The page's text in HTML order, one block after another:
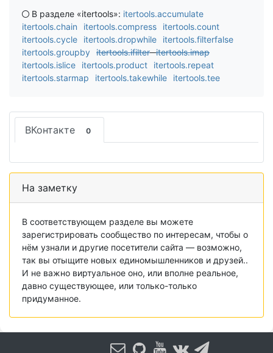
В разделе «itertools»: itertools.accumulate
itertools.chain
itertools.compress
itertools.count
itertools.cycle
itertools.dropwhile
itertools.filterfalse
itertools.groupby itertools.ifilter itertools.imap
itertools.islice
itertools.product
itertools.repeat
itertools.starmap
itertools.takewhile itertools.tee
ВКонтакте 0
На заметку
В соответствующем разделе вы можете
зарегистрировать сообщество по интересам, чтобы о
нём узнали и другие посетители сайта — возможно,
так вы отыщите новых единомышленников и друзей..
И не важно виртуальное оно, или вполне реальное,
давно существующее, или только-только
придуманное.